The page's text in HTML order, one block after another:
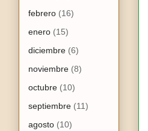
febrero (16)
enero (15)
diciembre (6)
noviembre (8)
octubre (10)
septiembre (11)
agosto (10)